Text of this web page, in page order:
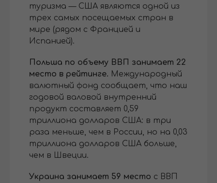
туризма — США являются одной из
трех самых посещаемых стран в
мире (рядом с Францией и
Испанией).
Польша по объему ВВП занимает 22
место в рейтинге. Международный
валютный фонд сообщает, что наш
годовой валовой внутренний
продукт составляет 0,59
триллиона долларов США: в три
раза меньше, чем в России, но на 0,03
триллиона долларов США больше,
чем в Швеции.
Украина занимает 59 место с ВВП